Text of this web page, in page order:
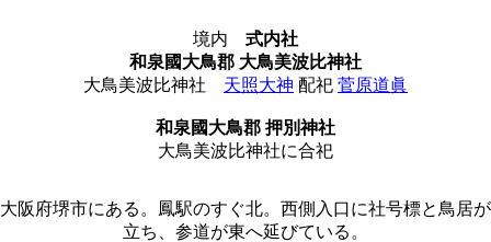
境内 式内社
和泉國大鳥郡 大鳥美波比神社
大鳥美波比神社 天照大神 配祀 菅原道眞
和泉國大鳥郡 押別神社
大鳥美波比神社に合祀
大阪府堺市にある。鳳駅のすぐ北。西側入口に社号標と鳥居が
立ち、参道が東へ延びている。